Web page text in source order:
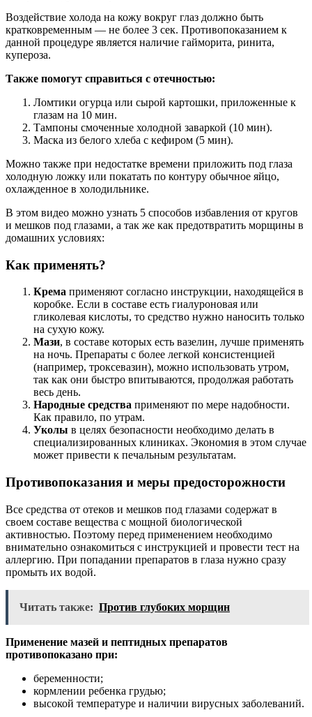
Воздействие холода на кожу вокруг глаз должно быть
кратковременным — не более 3 сек. Противопоказанием к
данной процедуре является наличие гайморита, ринита,
купероза.
Также помогут справиться с отечностью:
Ломтики огурца или сырой картошки, приложенные к
глазам на 10 мин.
Тампоны смоченные холодной заваркой (10 мин).
Маска из белого хлеба с кефиром (5 мин).
Можно также при недостатке времени приложить под глаза
холодную ложку или покатать по контуру обычное яйцо,
охлажденное в холодильнике.
В этом видео можно узнать 5 способов избавления от кругов
и мешков под глазами, а так же как предотвратить морщины в
домашних условиях:
Как применять?
Крема применяют согласно инструкции, находящейся в
коробке. Если в составе есть гиалуроновая или
гликолевая кислоты, то средство нужно наносить только
на сухую кожу.
Мази, в составе которых есть вазелин, лучше применять
на ночь. Препараты с более легкой консистенцией
(например, троксевазин), можно использовать утром,
так как они быстро впитываются, продолжая работать
весь день.
Народные средства применяют по мере надобности.
Как правило, по утрам.
Уколы в целях безопасности необходимо делать в
специализированных клиниках. Экономия в этом случае
может привести к печальным результатам.
Противопоказания и меры предосторожности
Все средства от отеков и мешков под глазами содержат в
своем составе вещества с мощной биологической
активностью. Поэтому перед применением необходимо
внимательно ознакомиться с инструкцией и провести тест на
аллергию. При попадании препаратов в глаза нужно сразу
промыть их водой.
Читать также: Против глубоких морщин
Применение мазей и пептидных препаратов
противопоказано при:
беременности;
кормлении ребенка грудью;
высокой температуре и наличии вирусных заболеваний.